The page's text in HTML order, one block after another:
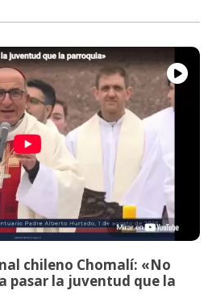
chileno Chomalí: «No
pasar la juventud que la